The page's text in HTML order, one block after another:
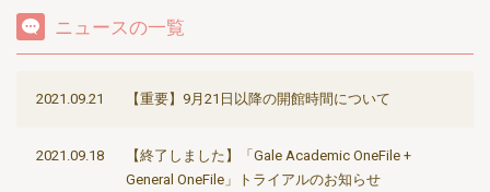
ニュースの一覧
2021.09.21 【重要】9月21日以降の開館時間について
2021.09.18
【終了しました】「Gale Academic OneFile +
General OneFile」トライアルのお知らせ